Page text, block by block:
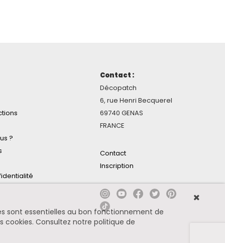
?
Contact :
Décopatch
6, rue Henri Becquerel
69740 GENAS
FRANCE
Contact
Inscription
sont essentielles au bon fonctionnement de
cookies. Consultez notre politique de